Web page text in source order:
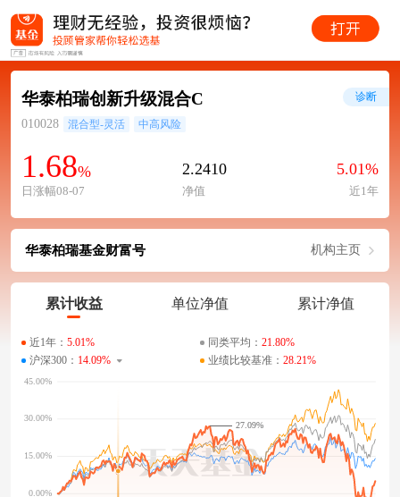
华泰柏瑞创新升级混合C
010028 混合型-灵活 中高风险
1.68%
日涨幅08-07
2.2410
净值
5.01%
近1年
诊断
华泰柏瑞基金财富号 机构主页
累计收益 单位净值 累计净值
近1年： 5.01% 同类平均： 21.80%
沪深300： 14.09% 业绩比较基准： 28.21%
27.09%